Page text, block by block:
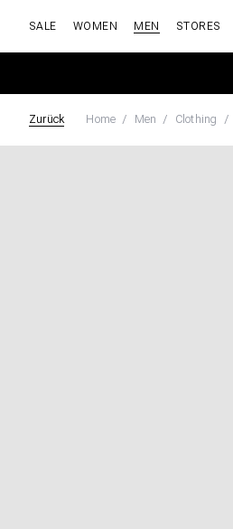
SALE WOMEN MEN STORES
Zurück Home Men Clothing